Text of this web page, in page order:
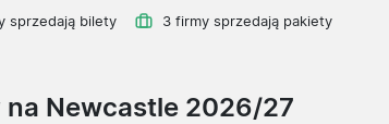
sprzedają bilety 3 firmy sprzedają pakiety
na Newcastle 2026/27